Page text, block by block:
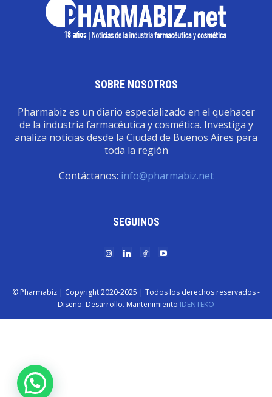
SOBRE NOSOTROS
Pharmabiz es un diario especializado en el quehacer
de la industria farmacéutica y cosmética. Investiga y
analiza noticias desde la Ciudad de Buenos Aires para
toda la región
Contáctanos: info@pharmabiz.net
SEGUINOS
© Pharmabiz | Copyrıght 2020-2025 | Todos los derechos reservados -
Diseño. Desarrollo. Mantenimiento IDENTËKO